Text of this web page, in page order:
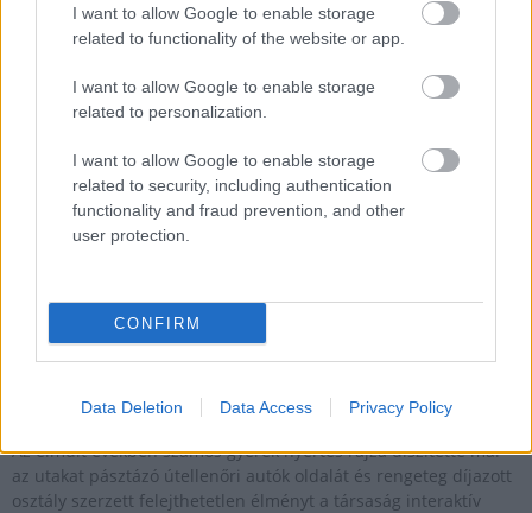
I want to allow Google to enable storage
related to functionality of the website or app.
I want to allow Google to enable storage
related to personalization.
I want to allow Google to enable storage
related to security, including authentication
functionality and fraud prevention, and other
user protection.
CONFIRM
Data Deletion Data Access Privacy Policy
Elindult a Magyar Közút álomút rajzpályázatának
közönségszavazása
2020.02.12
Az elmúlt években számos gyerek nyertes rajza díszítette már
az utakat pásztázó útellenőri autók oldalát és rengeteg díjazott
osztály szerzett felejthetetlen élményt a társaság interaktív